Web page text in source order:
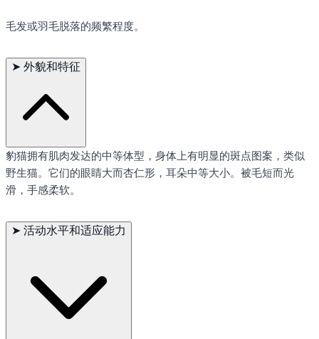
毛发或羽毛脱落的频繁程度。
➤ 外貌和特征
豹猫拥有肌肉发达的中等体型，身体上有明显的斑点图案，类似
野生猫。它们的眼睛大而杏仁形，耳朵中等大小。被毛短而光
滑，手感柔软。
➤ 活动水平和适应能力